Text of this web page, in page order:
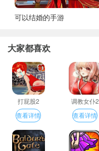
可以结婚的手游
大家都喜欢
打屁股2
查看详情
调教女仆2
查看详情